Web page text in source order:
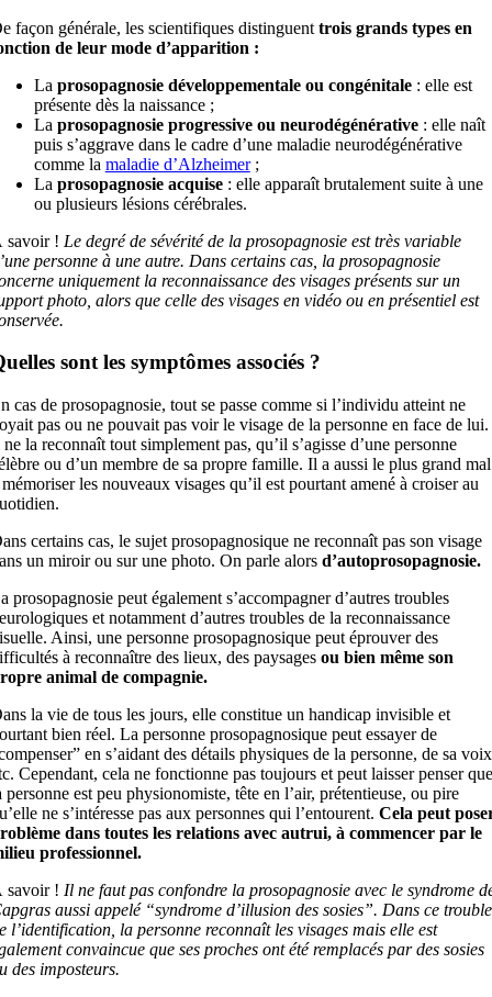
façon générale, les scientifiques distinguent trois grands types en
de leur mode d’apparition :
La prosopagnosie développementale ou congénitale: elle est
présente dès la naissance ;
La prosopagnosie progressive ou neurodégénérative: elle naît
puis s’aggrave dans le cadre d’une maladie neurodégénérative
comme la maladie d’Alzheimer;
La prosopagnosie acquise: elle apparaît brutalement suite à une
ou plusieurs lésions cérébrales.
savoir ! Le degré de sévérité de la prosopagnosie est très variable
personne à une autre. Dans certains cas, la prosopagnosie
uniquement la reconnaissance des visages présents sur un
photo, alors que celle des visages en vidéo ou en présentiel est
sont les symptômes associés ?
cas de prosopagnosie, tout se passe comme si l’individu atteint ne
pas ou ne pouvait pas voir le visage de la personne en face de lui.
la reconnaît tout simplement pas, qu’il s’agisse d’une personne
ou d’un membre de sa propre famille. Il a aussi le plus grand mal
les nouveaux visages qu’il est pourtant amené à croiser au
certains cas, le sujet prosopagnosique ne reconnaît pas son visage
un miroir ou sur une photo. On parle alors d’autoprosopagnosie.
prosopagnosie peut également s’accompagner d’autres troubles
et notamment d’autres troubles de la reconnaissance
Ainsi, une personne prosopagnosique peut éprouver des
à reconnaître des lieux, des paysages ou bien même son
animal de compagnie.
la vie de tous les jours, elle constitue un handicap invisible et
bien réel. La personne prosopagnosique peut essayer de
en s’aidant des détails physiques de la personne, de sa
Cependant, cela ne fonctionne pas toujours et peut laisser penser que
personne est peu physionomiste, tête en l’air, prétentieuse, ou pire
ne s’intéresse pas aux personnes qui l’entourent. Cela peut
dans toutes les relations avec autrui, à commencer par le
professionnel.
savoir ! Il ne faut pas confondre la prosopagnosie avec le syndrome
aussi appelé “syndrome d’illusion des sosies”. Dans ce trouble
l’identification, la personne reconnaît les visages mais elle est
convaincue que ses proches ont été remplacés par des sosies
des imposteurs.